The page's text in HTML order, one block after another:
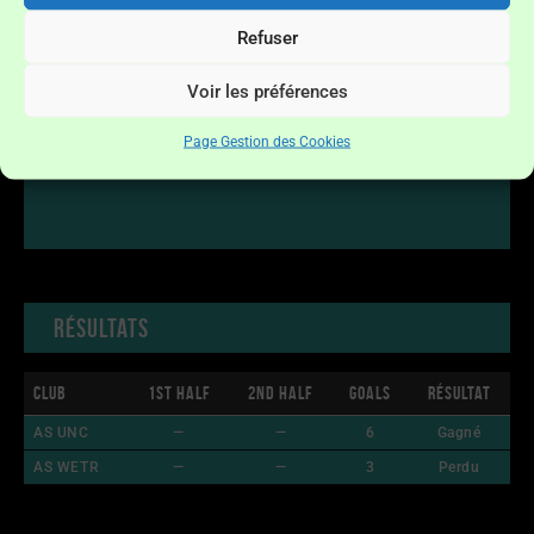
Refuser
Voir les préférences
Page Gestion des Cookies
Résultats
Club 1st Half 2nd Half Goals Résultat
AS UNC — — 6 Gagné
AS WETR — — 3 Perdu